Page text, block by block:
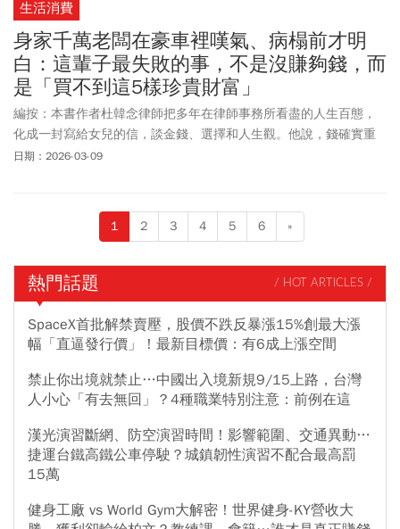
生活消費
身家千萬老闆在豪車裡嘆氣、病榻前才明
白：這輩子最失敗的事，不是沒賺夠錢，而
是「買不到這5樣珍貴財富」
編按：本書作者杜韓念律師把多年在律師事務所看盡的人生百態，
化成一封寫給女兒的信，談金錢、選擇和人生觀。他說，錢確實重
要，能給人底氣，能有最好的醫療資源、圓夢、買自由；但它買不
虛的有錢人。他想告訴女兒：金錢只是工具，真正珍貴的，從來不
在銀行帳戶裡，別讓數字主導你的人生。
日期：2026-03-09
1 2 3 4 5 6 »
熱門話題 / HOT ARTICLES /
SpaceX首批解禁賣壓，股價不跌反暴漲15%創最大漲
幅「直逼發行價」！最新目標價：有6成上漲空間
禁止你出境就禁止…中國出入境新規9/15上路，台灣
人小心「有去無回」？4種職業特別注意：前例在這
漢光演習斷網、防空演習時間！影響範圍、交通異動…
捷運台鐵高鐵公車停駛？城鎮韌性演習不配合最高罰
15萬
健身工廠 vs World Gym大解密！世界健身-KY營收大